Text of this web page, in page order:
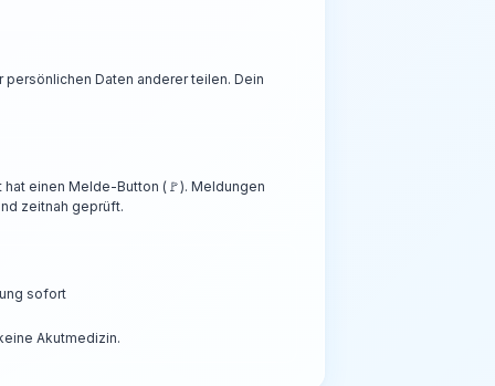
Daten anderer teilen. Dein
einen Melde-Button (🚩). Meldungen
zeitnah geprüft.
sofort
Akutmedizin.